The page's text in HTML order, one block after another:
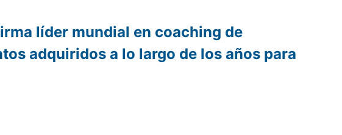
líder mundial en coaching de
adquiridos a lo largo de los años para